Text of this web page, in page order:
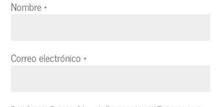
Nombre*
Correo electrónico*